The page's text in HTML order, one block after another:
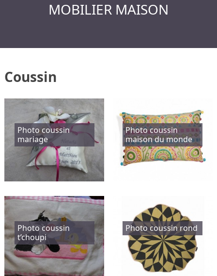
MOBILIER MAISON
Coussin
Photo coussin
mariage
Photo coussin
maison du monde
Photo coussin
t’choupi
Photo coussin rond